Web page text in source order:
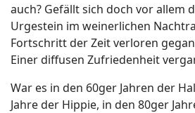
auch? Gefällt sich doch vor allem
Urgestein im weinerlichen
Fortschritt der Zeit verloren
Einer diffusen Zufriedenheit
War es in den 60ger Jahren der
Jahre der Hippie, in den 80ger